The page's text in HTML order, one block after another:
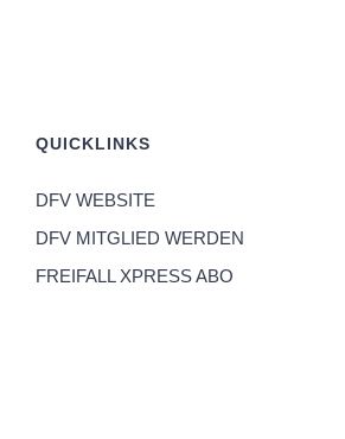
QUICKLINKS
DFV WEBSITE
DFV MITGLIED WERDEN
FREIFALL XPRESS ABO